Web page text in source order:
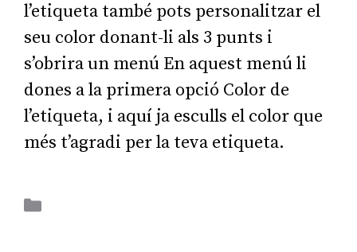
l’etiqueta també pots personalitzar el
seu color donant-li als 3 punts i
s’obrira un menú En aquest menú li
dones a la primera opció Color de
l’etiqueta, i aquí ja esculls el color que
més t’agradi per la teva etiqueta.